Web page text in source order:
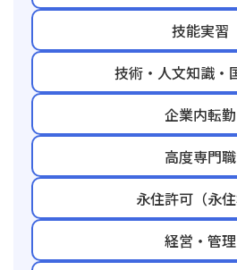
技能実習
技術・人文知識・
企業内転勤
高度専門職
永住許可（永住
経営・管理